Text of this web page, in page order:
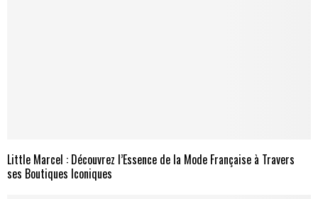
Little Marcel : Découvrez l’Essence de la Mode Française à Travers
ses Boutiques Iconiques